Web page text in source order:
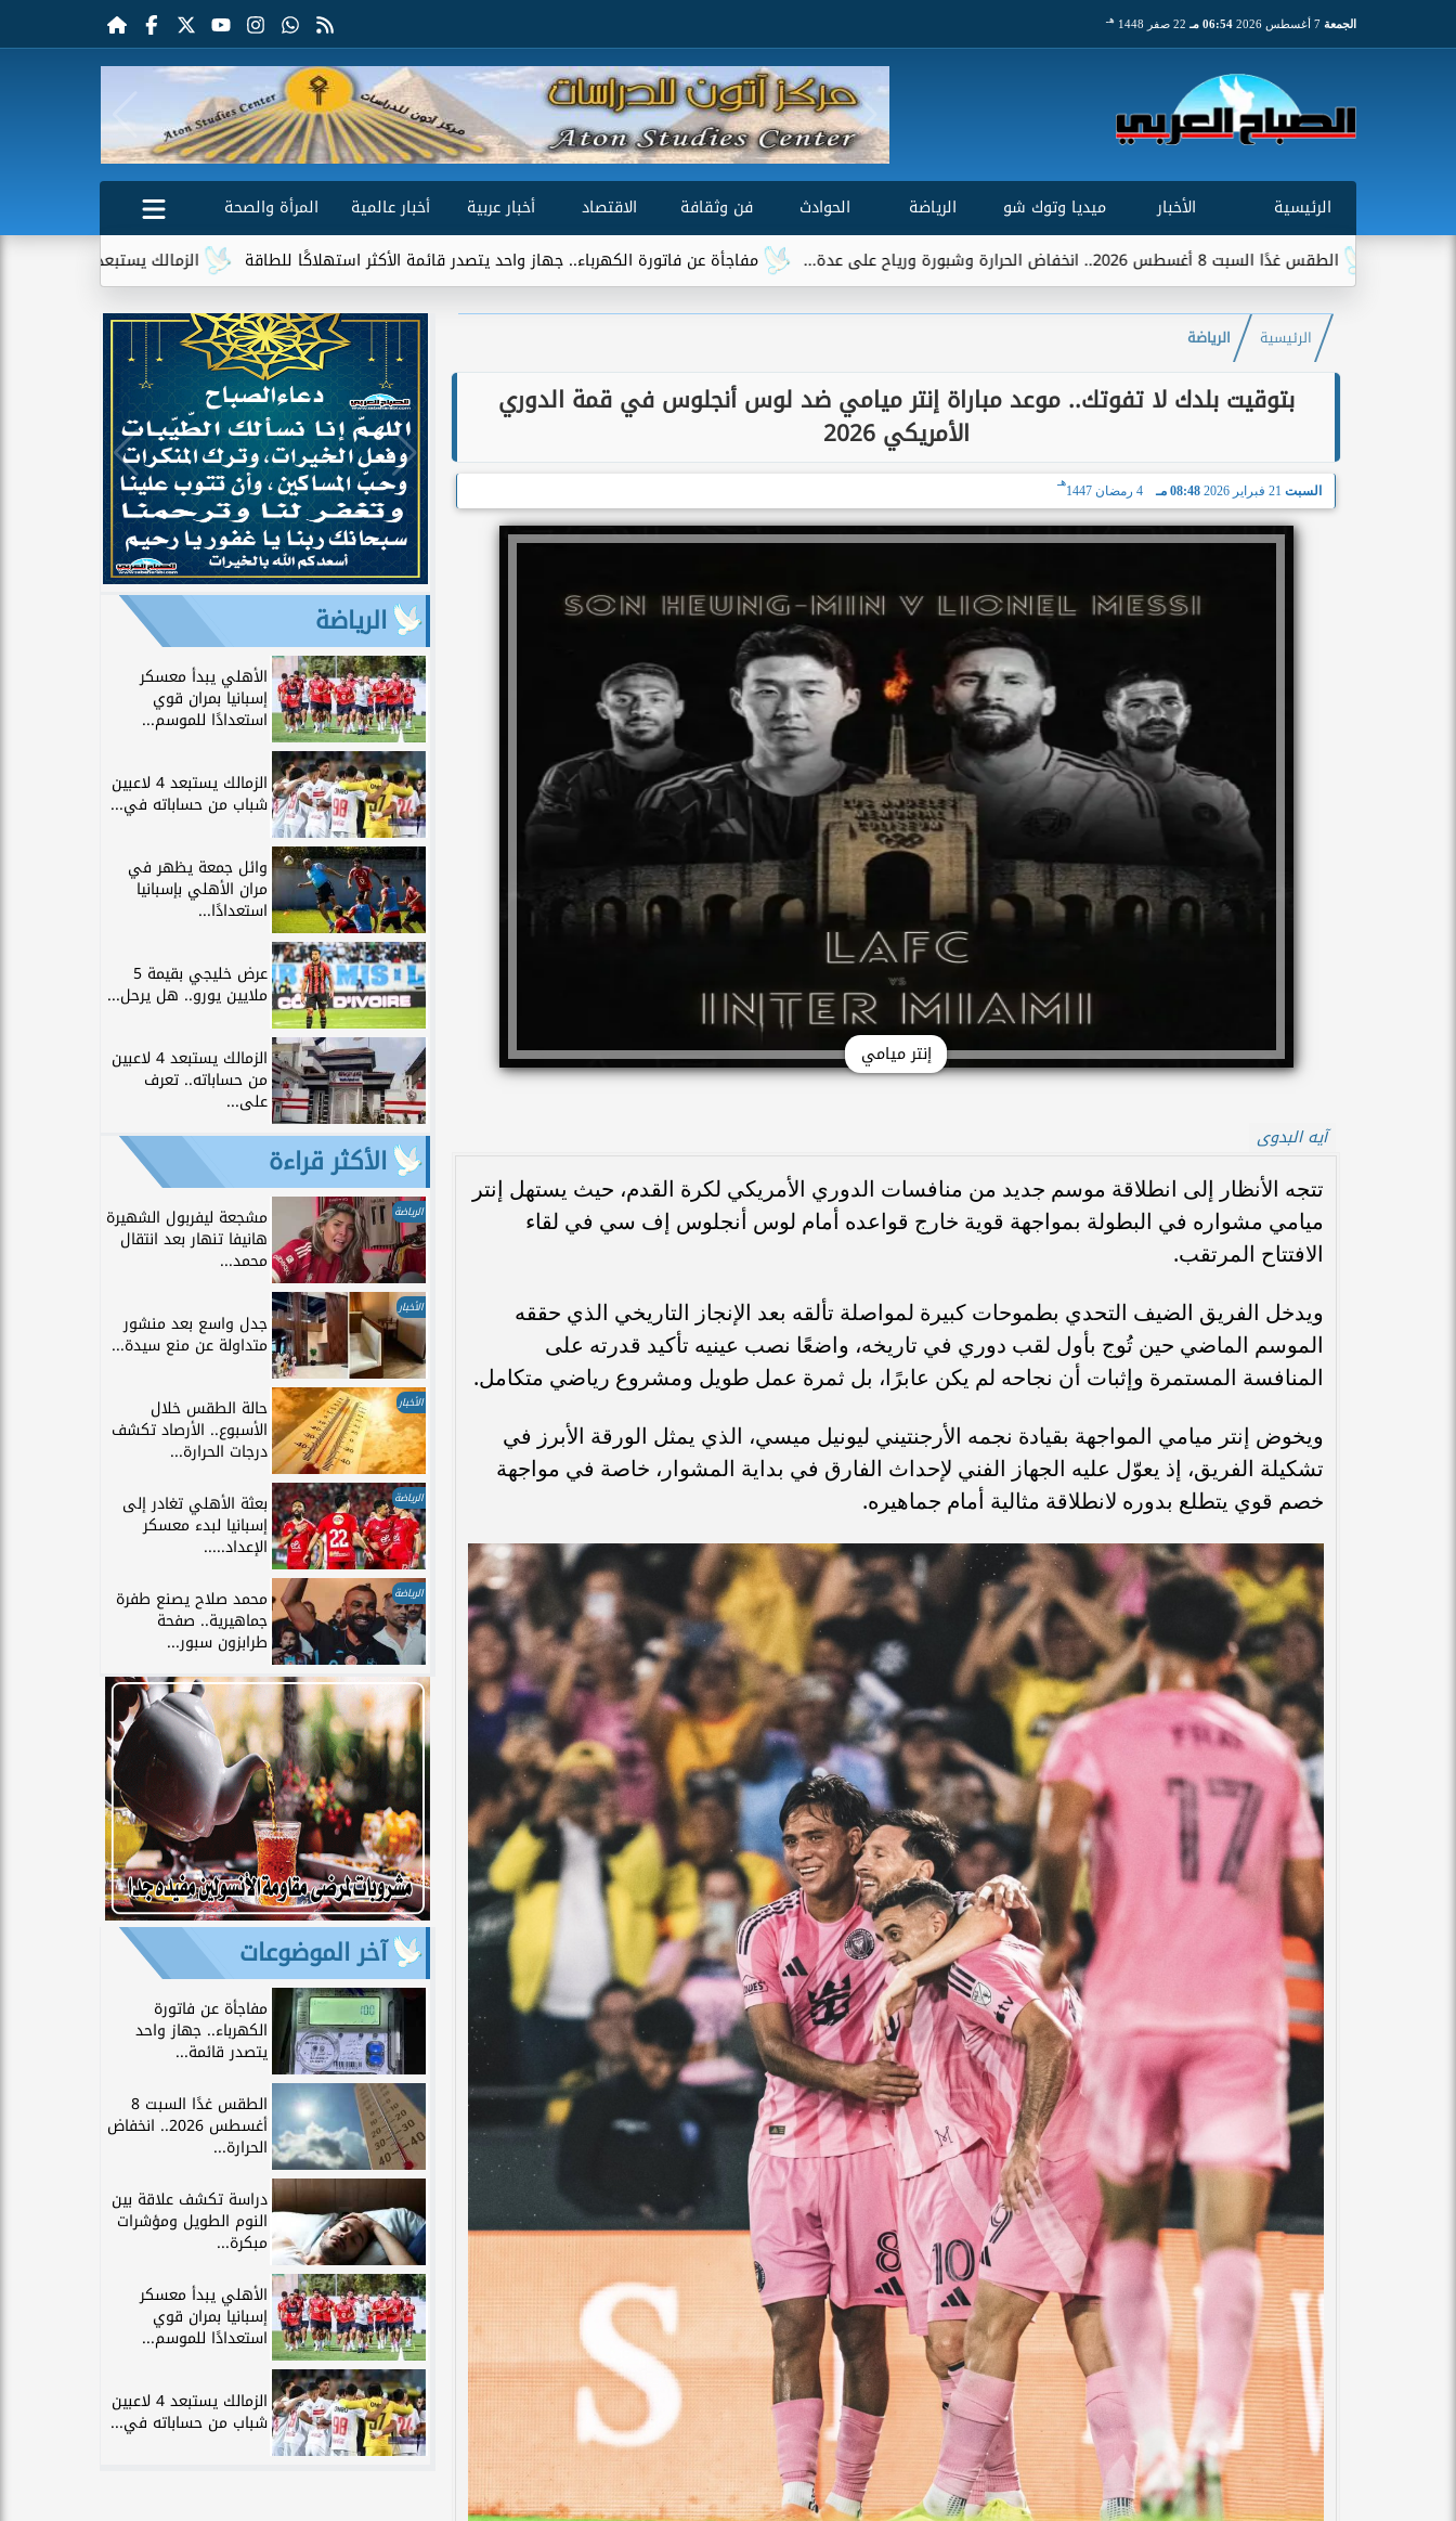
الجمعة 06:54 مـ 22 صفر 1448 هـ
الرئيسية الأخبار ميديا وتوك شو الرياضة الحوادث فن وثقافة الاقتصاد أخبار عربية أخبار عالمية
المرأة والصحة
الزمالك يستبعد 4 لاعبين شباب من حساباته في الموسم الجديد
مفاجأة عن فاتورة الكهرباء.. جهاز واحد يتصدر قائمة الأكثر استهلاكًا للطاقة 8 أغسطس 2026.. انخفاض الحرارة وشبورة ورياح على عدة...
الرئيسية الرياضة
بتوقيت بلدك لا تفوتك.. موعد مباراة إنتر ميامي ضد لوس أنجلوس في قمة الدوري
الأمريكي 2026
السبت 08:48 مـ 4 رمضان 1447
هـ
إنتر ميامي
آيه البدوى
تتجه الأنظار إلى انطلاقة موسم جديد من منافسات الدوري الأمريكي لكرة القدم، حيث يستهل إنتر
ميامي مشواره في البطولة بمواجهة قوية خارج قواعده أمام لوس أنجلوس إف سي في لقاء
الافتتاح المرتقب.
ويدخل الفريق الضيف التحدي بطموحات كبيرة لمواصلة تألقه بعد الإنجاز التاريخي الذي حققه
الموسم الماضي حين تُوج بأول لقب دوري في تاريخه، واضعًا نصب عينيه تأكيد قدرته على
المنافسة المستمرة وإثبات أن نجاحه لم يكن عابرًا، بل ثمرة عمل طويل ومشروع رياضي متكامل.
ويخوض إنتر ميامي المواجهة بقيادة نجمه الأرجنتيني ليونيل ميسي، الذي يمثل الورقة الأبرز في
تشكيلة الفريق، إذ يعوّل عليه الجهاز الفني لإحداث الفارق في بداية المشوار، خاصة في مواجهة
خصم قوي يتطلع بدوره لانطلاقة مثالية أمام جماهيره.
الرياضة
الأهلي يبدأ معسكر
إسبانيا بمران قوي
استعدادًا للموسم...
الزمالك يستبعد 4 لاعبين
شباب من حساباته في...
وائل جمعة يظهر في
مران الأهلي بإسبانيا
استعدادًا...
عرض خليجي بقيمة 5
ملايين يورو.. هل يرحل...
الزمالك يستبعد 4 لاعبين
من حساباته.. تعرف
على...
الأكثر قراءة
الرياضة مشجعة ليفربول الشهيرة
هانيفا تنهار بعد انتقال
محمد...
الأخبار
جدل واسع بعد منشور
متداولة عن منع سيدة...
الأخبار حالة الطقس خلال
الأسبوع.. الأرصاد تكشف
درجات الحرارة...
الرياضة بعثة الأهلي تغادر إلى
إسبانيا لبدء معسكر
الإعداد.....
الرياضة محمد صلاح يصنع طفرة
جماهيرية.. صفحة
طرابزون سبور...
آخر الموضوعات
مفاجأة عن فاتورة
الكهرباء.. جهاز واحد
يتصدر قائمة...
الطقس غدًا السبت 8
أغسطس 2026.. انخفاض
الحرارة...
دراسة تكشف علاقة بين
النوم الطويل ومؤشرات
مبكرة...
الأهلي يبدأ معسكر
إسبانيا بمران قوي
استعدادًا للموسم...
الزمالك يستبعد 4 لاعبين
شباب من حساباته في...